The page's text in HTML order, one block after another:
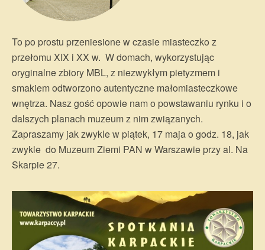
To po prostu przeniesione w czasie miasteczko z
przełomu XIX i XX w. W domach, wykorzystując
oryginalne zbiory MBL, z niezwykłym pietyzmem i
smakiem odtworzono autentyczne małomiasteczkowe
wnętrza. Nasz gość opowie nam o powstawaniu rynku i o
dalszych planach muzeum z nim związanych.
Zapraszamy jak zwykle w piątek, 17 maja o godz. 18, jak
zwykle do Muzeum Ziemi PAN w Warszawie przy al. Na
Skarpie 27.